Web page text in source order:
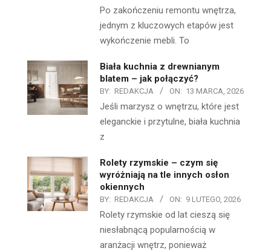
Po zakończeniu remontu wnętrza,
jednym z kluczowych etapów jest
wykończenie mebli. To
Biała kuchnia z drewnianym
blatem – jak połączyć?
BY: REDAKCJA ON: 13 MARCA, 2026
Jeśli marzysz o wnętrzu, które jest
eleganckie i przytulne, biała kuchnia
z
Rolety rzymskie – czym się
wyróżniają na tle innych osłon
okiennych
BY: REDAKCJA ON: 9 LUTEGO, 2026
Rolety rzymskie od lat cieszą się
niesłabnącą popularnością w
aranżacji wnętrz, ponieważ